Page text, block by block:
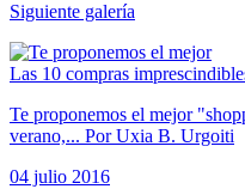
Siguiente galería
Las 10 compras
Te proponemos el mejor
verano,... PorUxia B. Urgoiti
04 julio 2016